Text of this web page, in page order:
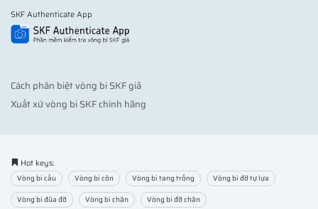
SKF Authenticate App
Cách phân biệt vòng bi SKF giả
Xuất xứ vòng bi SKF chính hãng
Hot keys:
Vòng bi cầu Vòng bi côn Vòng bi tang trống
Vòng bi đỡ tự lựa
Vòng bi đũa đỡ
Vòng bi chặn
Vòng bi đỡ chặn